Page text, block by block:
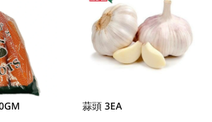
蒜頭 3EA